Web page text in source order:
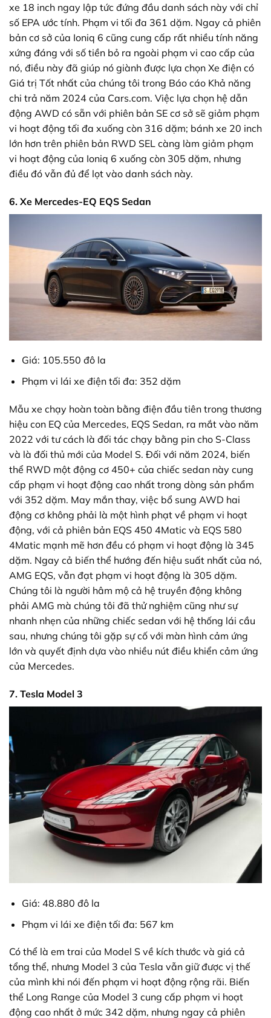
xe 18 inch ngay lập tức đứng đầu danh sách này với chỉ
số EPA ước tính. Phạm vi tối đa 361 dặm. Ngay cả phiên
bản cơ sở của Ioniq 6 cũng cung cấp rất nhiều tính năng
xứng đáng với số tiền bỏ ra ngoài phạm vi cao cấp của
nó, điều này đã giúp nó giành được lựa chọn Xe điện có
Giá trị Tốt nhất của chúng tôi trong Báo cáo Khả năng
chi trả năm 2024 của Cars.com. Việc lựa chọn hệ dẫn
động AWD có sẵn với phiên bản SE cơ sở sẽ giảm phạm
vi hoạt động tối đa xuống còn 316 dặm; bánh xe 20 inch
lớn hơn trên phiên bản RWD SEL càng làm giảm phạm
vi hoạt động của Ioniq 6 xuống còn 305 dặm, nhưng
điều đó vẫn đủ để lọt vào danh sách này.
6. Xe Mercedes-EQ EQS Sedan
Giá: 105.550 đô la
Phạm vi lái xe điện tối đa: 352 dặm
Mẫu xe chạy hoàn toàn bằng điện đầu tiên trong thương
hiệu con EQ của Mercedes, EQS Sedan, ra mắt vào năm
2022 với tư cách là đối tác chạy bằng pin cho S-Class
và là đối thủ mới của Model S. Đối với năm 2024, biến
thể RWD một động cơ 450+ của chiếc sedan này cung
cấp phạm vi hoạt động cao nhất trong dòng sản phẩm
với 352 dặm. May mắn thay, việc bổ sung AWD hai
động cơ không phải là một hình phạt về phạm vi hoạt
động, với cả phiên bản EQS 450 4Matic và EQS 580
4Matic mạnh mẽ hơn đều có phạm vi hoạt động là 345
dặm. Ngay cả biến thể hướng đến hiệu suất nhất của nó,
AMG EQS, vẫn đạt phạm vi hoạt động là 305 dặm.
Chúng tôi là người hâm mộ cả hệ truyền động không
phải AMG mà chúng tôi đã thử nghiệm cũng như sự
nhanh nhẹn của những chiếc sedan với hệ thống lái cầu
sau, nhưng chúng tôi gặp sự cố với màn hình cảm ứng
lớn và quyết định dựa vào nhiều nút điều khiển cảm ứng
của Mercedes.
7. Tesla Model 3
Giá: 48.880 đô la
Phạm vi lái xe điện tối đa: 567 km
Có thể là em trai của Model S về kích thước và giá cả
tổng thể, nhưng Model 3 của Tesla vẫn giữ được vị thế
của mình khi nói đến phạm vi hoạt động rộng rãi. Biến
thể Long Range của Model 3 cung cấp phạm vi hoạt
động cao nhất ở mức 342 dặm, nhưng ngay cả phiên